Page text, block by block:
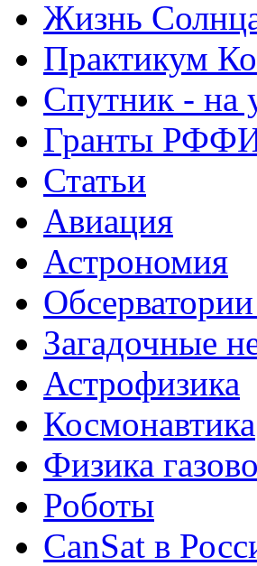
Жизнь
Практикум
Спутник - на
Гранты
Статьи
Авиация
Астрономия
Загадочные
Астрофизика
Космонавтика
Физика
Роботы
CanSat в